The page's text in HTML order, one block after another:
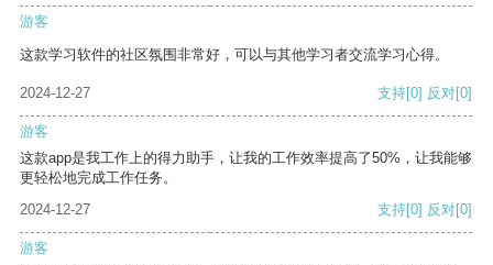
游客
这款学习软件的社区氛围非常好，可以与其他学习者交流学习心得。
2024-12-27 支持[0] 反对[0]
游客
这款app是我工作上的得力助手，让我的工作效率提高了50%，让我能够
更轻松地完成工作任务。
2024-12-27
支持[0] 反对[0]
游客